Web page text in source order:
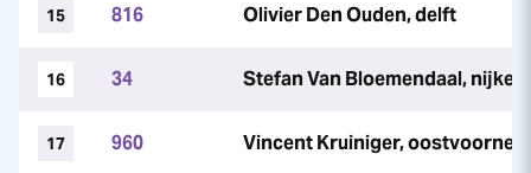
15 816 Olivier Den Ouden, delft
16 34 Stefan Van Bloemendaal,
17 960 Vincent Kruiniger, oostvoorne